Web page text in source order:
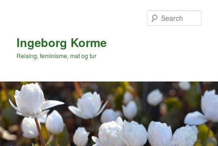
Ingeborg Korme
Reising, feminisme, mat og tur